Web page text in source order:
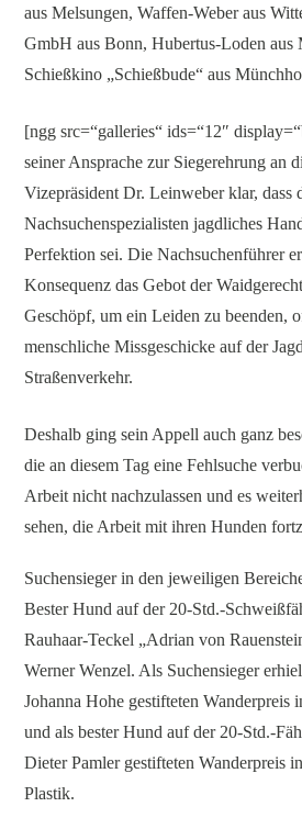
aus Melsungen, Waffen-Weber aus
GmbH aus Bonn, Hubertus-Loden aus
Schießkino „Schießbude“ aus
[ngg src=“galleries“ ids=“12″
seiner Ansprache zur Siegerehrung an
Vizepräsident Dr. Leinweber klar, dass
Nachsuchenspezialisten jagdliches
Perfektion sei. Die Nachsuchenführer
Konsequenz das Gebot der
Geschöpf, um ein Leiden zu beenden,
menschliche Missgeschicke auf der
Straßenverkehr.
Deshalb ging sein Appell auch ganz
die an diesem Tag eine Fehlsuche
Arbeit nicht nachzulassen und es
sehen, die Arbeit mit ihren Hunden
Suchensieger in den jeweiligen
Bester Hund auf der 20-Std.-
Rauhaar-Teckel „Adrian von
Werner Wenzel. Als Suchensieger
Johanna Hohe gestifteten Wanderpreis
und als bester Hund auf der 20-Std.-
Dieter Pamler gestifteten Wanderpreis
Plastik.